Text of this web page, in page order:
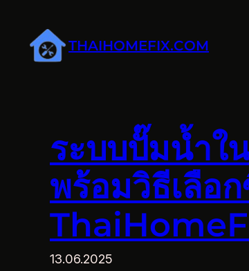
THAIHOMEFIX.COM
ระบบปั๊มน้ำใ
พร้อมวิธีเลือ
13.06.2025